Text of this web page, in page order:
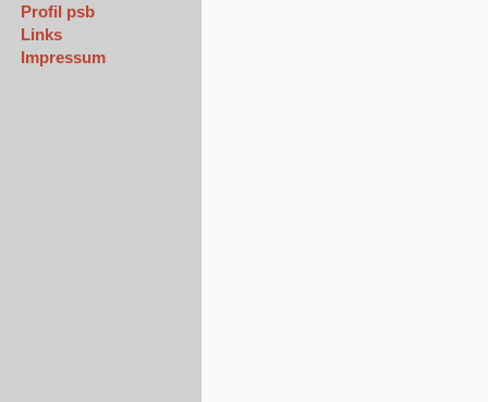
Profil psb
Links
Impressum